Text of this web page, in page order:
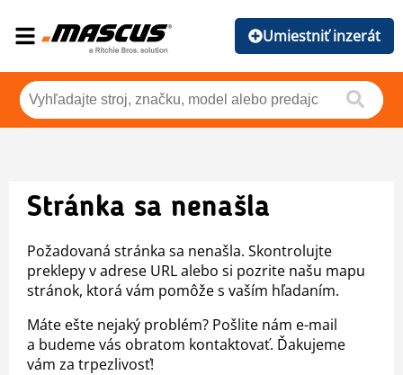
Umiestniť inzerát
Stránka sa nenašla
Požadovaná stránka sa nenašla. Skontrolujte
preklepy v adrese URL alebo si pozrite našu mapu
stránok, ktorá vám pomôže s vaším hľadaním.
Máte ešte nejaký problém? Pošlite nám e-mail
a budeme vás obratom kontaktovať. Ďakujeme
vám za trpezlivosť!